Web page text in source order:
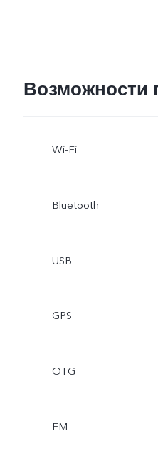
Возможности
Wi-Fi
Bluetooth
USB
GPS
OTG
FM